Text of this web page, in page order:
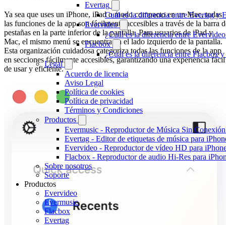
Evertag
Cuál es la diferencia entre Evertag y
Evervideo
¿Cuál es la diferencia entre
Flacbox
¿Cuál es la diferencia entre Flacbox
Legal
Acuerdo de licencia
Aviso Legal
Política de cookies
Política de privacidad
Términos y Condiciones
Productos
Evermusic - Reproductor de Música Sin
Evertag - Editor de etiquetas de música para
Evervideo - Reproductor de vídeo HD para
Flacbox - Reproductor de audio Hi-Res para
Sobre nosotros
Soporte
Productos
Evervideo
Evermusic
Flacbox
Evertag
Ya sea que uses un iPhone, iPad o modo compacto en un Mac, todas
las funciones de la app son fácilmente accesibles a través de la barra
pestañas en la parte inferior de la pantalla. Para usuarios de iPad y
Mac, el mismo menú se encuentra en el lado izquierdo de la pantalla.
Esta organización cuidadosa categoriza todas las funciones de la app
en secciones fácilmente accesibles, garantizando una experiencia fácil
de usar y eficiente.